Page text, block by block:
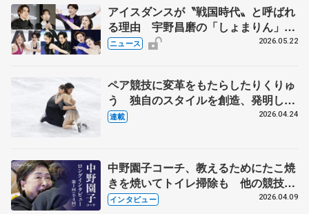
アイスダンスが〝戦国時代〟と呼ばれ
る理由 宇野昌磨の「しょまりん」ら
実力者が相次いで参戦 国内の競争激
ニュース 2026.05.22
ペア競技に変革をもたらしたりくりゅ
う 独自のスタイルを創造、発明した
【引退発表後②】
連載 2026.04.24
中野園子コーチ、教えるためにたこ焼
きを焼いてトイレ掃除も 他の競技に
も通用するという坂本花織の筋肉
インタビュー 2026.04.09